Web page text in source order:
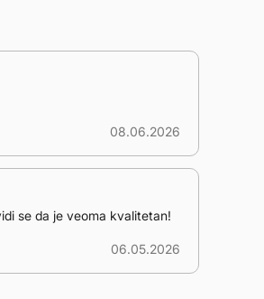
08.06.2026
se da je veoma kvalitetan!
06.05.2026